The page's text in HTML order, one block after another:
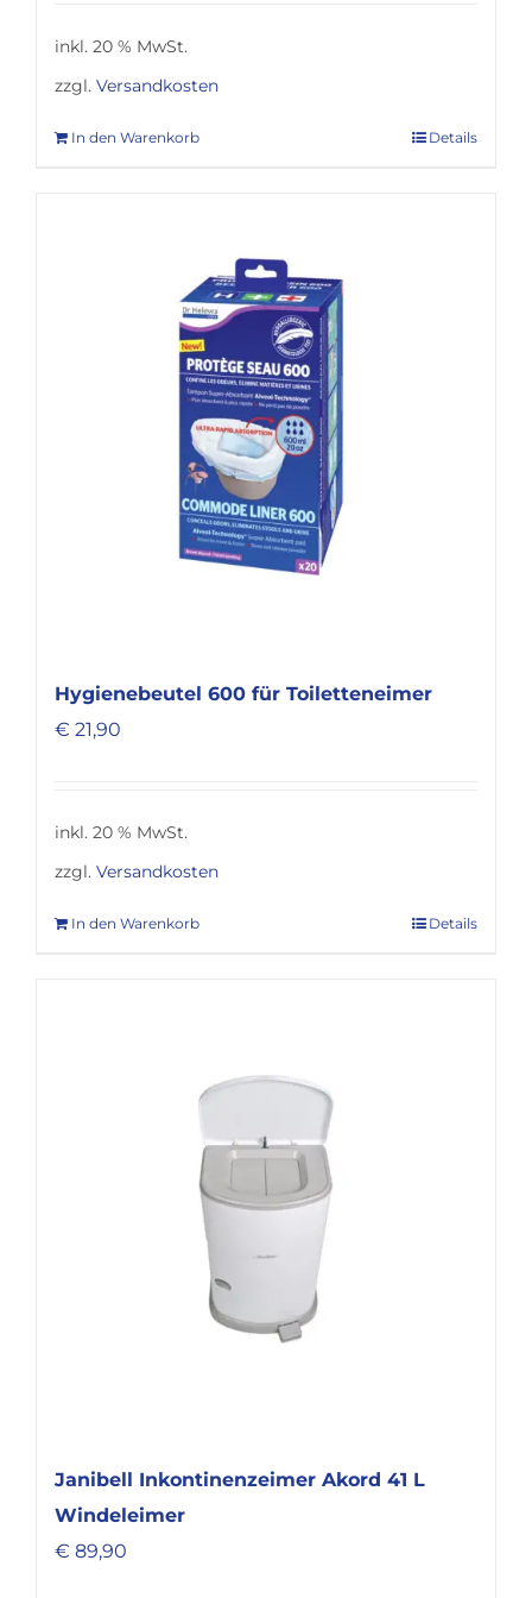
inkl. 20 % MwSt.
zzgl. Versandkosten
In den Warenkorb Details
Hygienebeutel 600 für Toiletteneimer
€ 21,90
inkl. 20 % MwSt.
zzgl. Versandkosten
In den Warenkorb Details
Janibell Inkontinenzeimer Akord 41 L
Windeleimer
€ 89,90